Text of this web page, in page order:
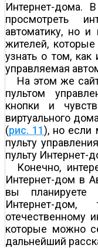
Интернет-дома.
просмотреть
автоматику, но и
жителей,
узнать о том,
управляемая
На этом же
пультом
кнопки и
виртуального
(рис. 11), но если
пульту
пульту Интернет-
Конечно,
Интернет-дом в
вы
Интернет-
отечественному
которые можно
дальнейший